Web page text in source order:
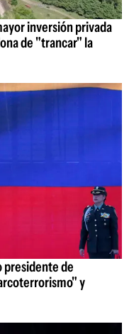
inversión privada
de "trancar" la
presidente de
y